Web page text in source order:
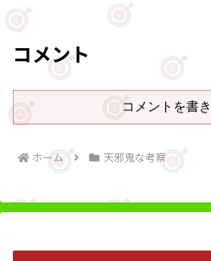
コメント
コメントを書
ホーム 天邪鬼な考察